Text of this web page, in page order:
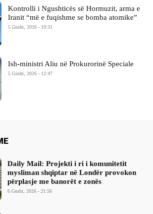
Kontrolli i Ngushticës së Hormuzit, arma e
Iranit “më e fuqishme se bomba atomike”
5 Gusht, 2026 - 19:31
Ish-ministri ​Aliu në Prokurorinë Speciale
5 Gusht, 2026 - 12:47
Daily Mail: Projekti i ri i komunitetit
mysliman shqiptar në Londër provokon
përplasje me banorët e zonës
6 Gusht, 2026 - 21:56